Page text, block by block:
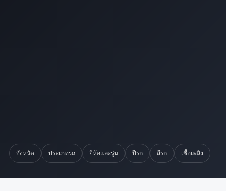
จังหวัด ประเภทรถ ยี่ห้อและรุ่น ปีรถ สีรถ เชื้อเพลิง